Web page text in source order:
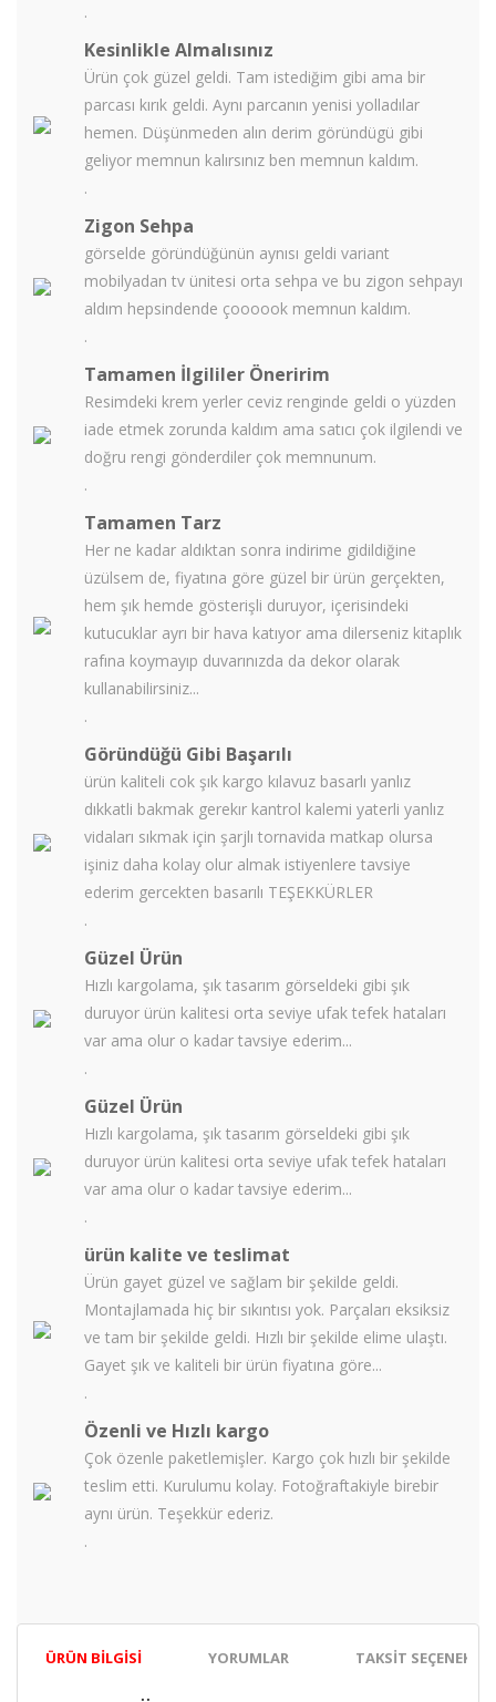
.
Kesinlikle Almalısınız
Ürün çok güzel geldi. Tam istediğim gibi ama bir
parcası kırık geldi. Aynı parcanın yenisi yolladılar
hemen. Düşünmeden alın derim göründügü gibi
geliyor memnun kalırsınız ben memnun kaldım.
.
Zigon Sehpa
görselde göründüğünün aynısı geldi variant
mobilyadan tv ünitesi orta sehpa ve bu zigon sehpayı
aldım hepsindende çoooook memnun kaldım.
.
Tamamen İlgililer Öneririm
Resimdeki krem yerler ceviz renginde geldi o yüzden
iade etmek zorunda kaldım ama satıcı çok ilgilendi ve
doğru rengi gönderdiler çok memnunum.
.
Tamamen Tarz
Her ne kadar aldıktan sonra indirime gidildiğine
üzülsem de, fiyatına göre güzel bir ürün gerçekten,
hem şık hemde gösterişli duruyor, içerisindeki
kutucuklar ayrı bir hava katıyor ama dilerseniz kitaplık
rafına koymayıp duvarınızda da dekor olarak
kullanabilirsiniz...
.
Göründüğü Gibi Başarılı
ürün kaliteli cok şık kargo kılavuz basarlı yanlız
dıkkatli bakmak gerekır kantrol kalemi yaterli yanlız
vidaları sıkmak için şarjlı tornavida matkap olursa
işiniz daha kolay olur almak istiyenlere tavsiye
ederim gercekten basarılı TEŞEKKÜRLER
.
Güzel Ürün
Hızlı kargolama, şık tasarım görseldeki gibi şık
duruyor ürün kalitesi orta seviye ufak tefek hataları
var ama olur o kadar tavsiye ederim...
.
Güzel Ürün
Hızlı kargolama, şık tasarım görseldeki gibi şık
duruyor ürün kalitesi orta seviye ufak tefek hataları
var ama olur o kadar tavsiye ederim...
.
ürün kalite ve teslimat
Ürün gayet güzel ve sağlam bir şekilde geldi.
Montajlamada hiç bir sıkıntısı yok. Parçaları eksiksiz
ve tam bir şekilde geldi. Hızlı bir şekilde elime ulaştı.
Gayet şık ve kaliteli bir ürün fiyatına göre...
.
Özenli ve Hızlı kargo
Çok özenle paketlemişler. Kargo çok hızlı bir şekilde
teslim etti. Kurulumu kolay. Fotoğraftakiyle birebir
aynı ürün. Teşekkür ederiz.
.
ÜRÜN BILGISI YORUMLAR TAKSIT